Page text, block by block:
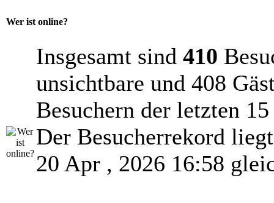
Wer ist online?
Insgesamt sind 410
unsichtbare und 408
Besuchern der letzten
Der Besucherrekord
20 Apr , 2026 16:58